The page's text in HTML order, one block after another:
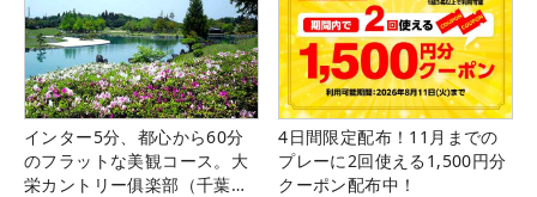
インター5分、都心から60分
のフラットな美観コース。大
栄カントリー俱楽部（千葉
4日間限定配布！11月までの
プレーに2回使える1,500円分
クーポン配布中！